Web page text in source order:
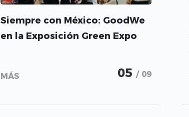
Siempre con México: GoodWe
en la Exposición Green Expo
MÁS 05 / 09